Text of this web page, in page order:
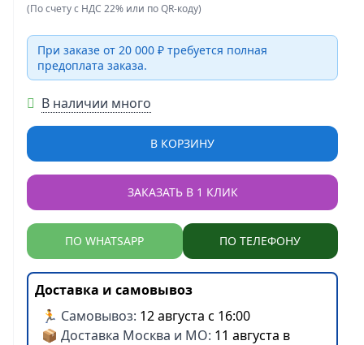
(По счету с НДС 22% или по QR-коду)
При заказе от 20 000 ₽ требуется полная
предоплата заказа.
В наличии много
В КОРЗИНУ
ЗАКАЗАТЬ В 1 КЛИК
ПО WHATSAPP ПО ТЕЛЕФОНУ
Доставка и самовывоз
🏃 Самовывоз: 12 августа с 16:00
📦 Доставка Москва и МО: 11 августа в